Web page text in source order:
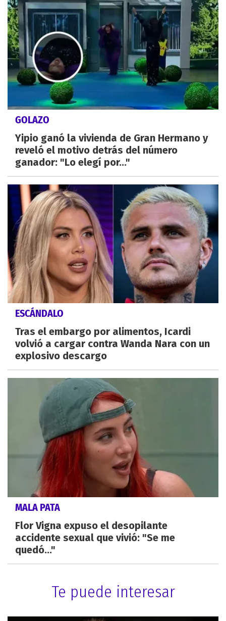
GOLAZO
Yipio ganó la vivienda de Gran Hermano y
reveló el motivo detrás del número
ganador: "Lo elegí por..."
ESCÁNDALO
Tras el embargo por alimentos, Icardi
volvió a cargar contra Wanda Nara con un
explosivo descargo
MALA PATA
Flor Vigna expuso el desopilante
accidente sexual que vivió: "Se me
quedó..."
Te puede interesar